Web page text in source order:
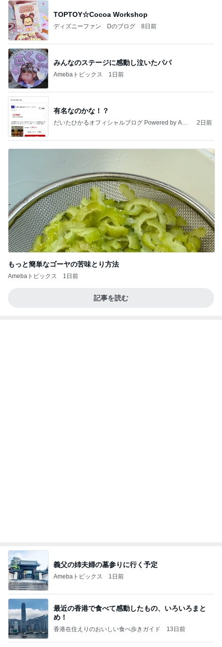
TOPTOY☆Cocoa Workshop
ディズニーファン Dのブログ 8日前
みんなのステージに感動し泣いたパパ
Amebaトピックス 1日前
有名なのかな！？
だいたひかるオフィシャルブログ Powered by Ame
2日前
もっと簡単なゴーヤの苦味とり方法
Amebaトピックス 1日前
記事を読む
義父の姉夫婦の墓参りに行く予定
Amebaトピックス 1日前
最近の香港で食べて感動したもの、いろいろまと
め！
香港在住えりのおいしい食べ歩きガイド 13日前